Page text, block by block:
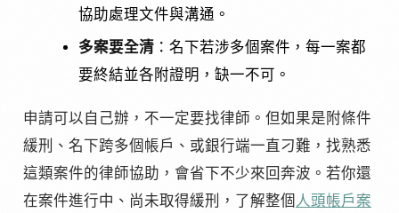
協助處理文件與溝通。
多案要全清 ：名下若涉多個案件，每一案都
要終結並各附證明，缺一不可。
申請可以自己辦，不一定要找律師。但如果是附條件
緩刑、名下跨多個帳戶、或銀行端一直刁難，找熟悉
這類案件的律師協助，會省下不少來回奔波。若你還
在案件進行中、尚未取得緩刑，了解整個 人頭帳戶案